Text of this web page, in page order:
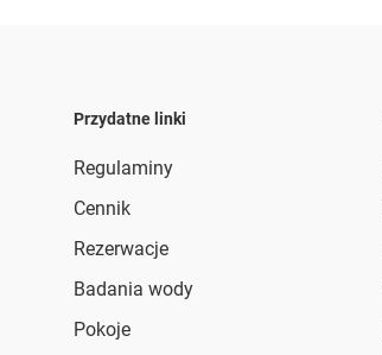
Przydatne linki
Regulaminy
Cennik
Rezerwacje
Badania wody
Pokoje